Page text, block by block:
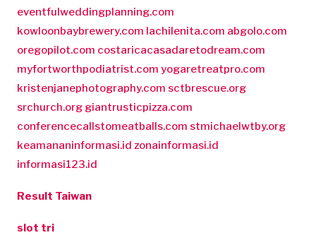
eventfulweddingplanning.com
kowloonbaybrewery.com lachilenita.com abgolo.com
oregopilot.com costaricacasadaretodream.com
myfortworthpodiatrist.com yogaretreatpro.com
kristenjanephotography.com sctbrescue.org
srchurch.org giantrusticpizza.com
conferencecallstomeatballs.com stmichaelwtby.org
keamananinformasi.id zonainformasi.id
informasi123.id
Result Taiwan
slot tri